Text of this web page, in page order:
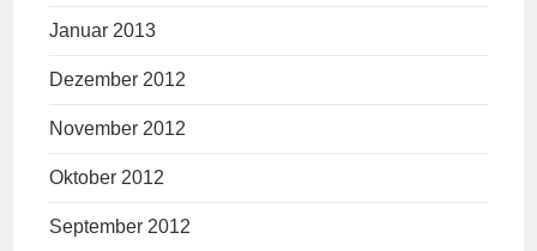
Januar 2013
Dezember 2012
November 2012
Oktober 2012
September 2012